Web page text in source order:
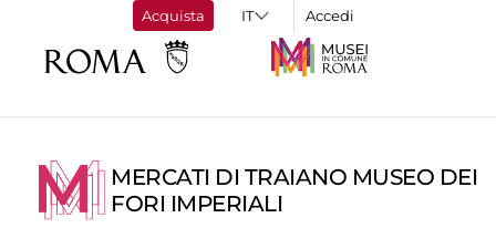
Acquista Accedi
MERCATI DI TRAIANO MUSEO DEI
FORI IMPERIALI